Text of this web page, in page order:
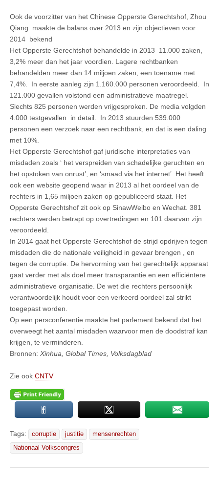
Ook de voorzitter van het Chinese Opperste Gerechtshof, Zhou
Qiang
maakte de balans over 2013 en zijn objectieven voor
2014 bekend
Het Opperste Gerechtshof behandelde in 2013
11.000 zaken,
3,2% meer dan het jaar voordien. Lagere rechtbanken
behandelden meer dan 14 miljoen zaken, een toename met
7,4%. In eerste aanleg zijn 1.160.000 personen veroordeeld. In
121.000 gevallen volstond een administratieve maatregel.
Slechts 825 personen werden vrijgesproken. De media volgden
4.000 testgevallen in detail.
In 2013 stuurden 539.000
personen een verzoek naar een rechtbank, en dat is een daling
met 10%.
Het Opperste Gerechtshof gaf juridische interpretaties van
misdaden zoals ‘ het verspreiden van schadelijke geruchten en
het opstoken van onrust’, en ‘smaad via het internet’. Het heeft
ook een website geopend waar in 2013 al het oordeel van de
rechters in 1,65 miljoen zaken op gepubliceerd staat. Het
Opperste Gerechtshof zit ook op SinawWeibo en Wechat. 381
rechters werden betrapt op overtredingen en 101 daarvan zijn
veroordeeld.
In 2014 gaat het Opperste Gerechtshof de strijd opdrijven tegen
misdaden die de nationale veiligheid in gevaar brengen , en
tegen de corruptie. De hervorming van het gerechtelijk apparaat
gaat verder met als doel meer transparantie en een efficiëntere
administratieve organisatie. De wet die rechters persoonlijk
verantwoordelijk houdt voor een verkeerd oordeel zal strikt
toegepast worden.
Op een persconferentie maakte het parlement bekend dat het
overweegt het aantal misdaden waarvoor men de doodstraf kan
krijgen, te verminderen.
Bronnen: Xinhua, Global Times, Volksdagblad
Zie ook CNTV
Tags: corruptie justitie
mensenrechten
Nationaal Volkscongres